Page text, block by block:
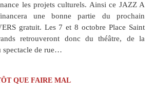
les projets culturels. Ainsi ce JAZZ A
une bonne partie du prochain
gratuit. Les 7 et 8 octobre Place Saint
retrouveront donc du théâtre, de la
spectacle de rue…
QUE FAIRE MAL